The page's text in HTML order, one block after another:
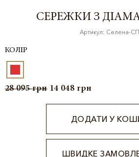
СЕРЕЖКИ З
Артикул: Селена-СП
КОЛІР
28 095грн 14 048 грн
ДОДАТИ У
ШВИДКЕ